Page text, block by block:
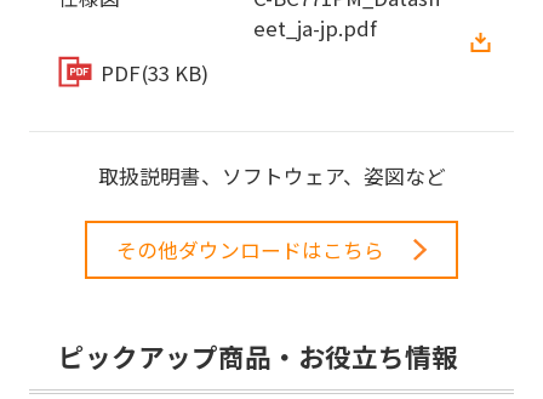
eet_ja-jp.pdf
PDF(33 KB)
取扱説明書、ソフトウェア、姿図など
その他ダウンロードはこちら
ピックアップ商品・お役立ち情報